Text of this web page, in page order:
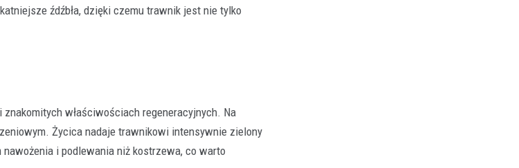
źdźbła, dzięki czemu trawnik jest nie tylko
właściwościach regeneracyjnych. Na
Życica nadaje trawnikowi intensywnie zielony
i podlewania niż kostrzewa, co warto